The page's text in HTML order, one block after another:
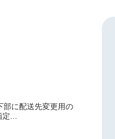
部に配送先変更用の
...